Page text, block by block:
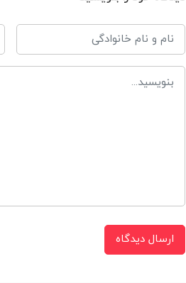
ضدحساسیت:
ارسال دیدگاه